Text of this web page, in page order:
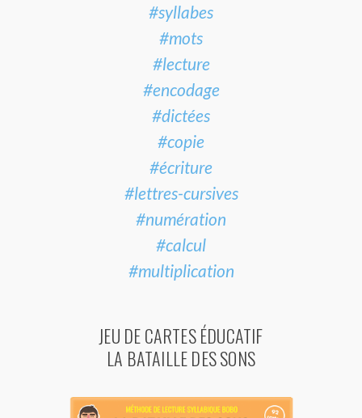
#syllabes
#mots
#lecture
#encodage
#dictées
#copie
#écriture
#lettres-cursives
#numération
#calcul
#multiplication
JEU DE CARTES ÉDUCATIF
LA BATAILLE DES SONS